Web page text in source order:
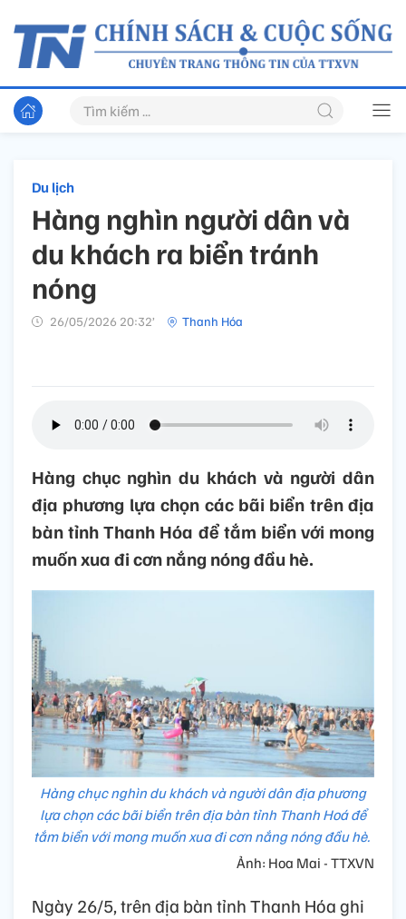
Du lịch
Hàng nghìn người dân và
du khách ra biển tránh
nóng
26/05/2026 20:32’ Thanh Hóa
Hàng chục nghìn du khách và người dân
địa phương lựa chọn các bãi biển trên địa
bàn tỉnh Thanh Hóa để tắm biển với mong
muốn xua đi cơn nắng nóng đầu hè.
Hàng chục nghìn du khách và người dân địa phương
lựa chọn các bãi biển trên địa bàn tỉnh Thanh Hoá để
tắm biển với mong muốn xua đi cơn nắng nóng đầu hè.
Ảnh: Hoa Mai - TTXVN
Ngày 26/5, trên địa bàn tỉnh Thanh Hóa ghi